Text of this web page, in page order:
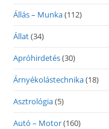
Állás – Munka(112)
Állat(34)
Apróhirdetés(30)
Árnyékolástechnika(18)
Asztrológia(5)
Autó – Motor(160)